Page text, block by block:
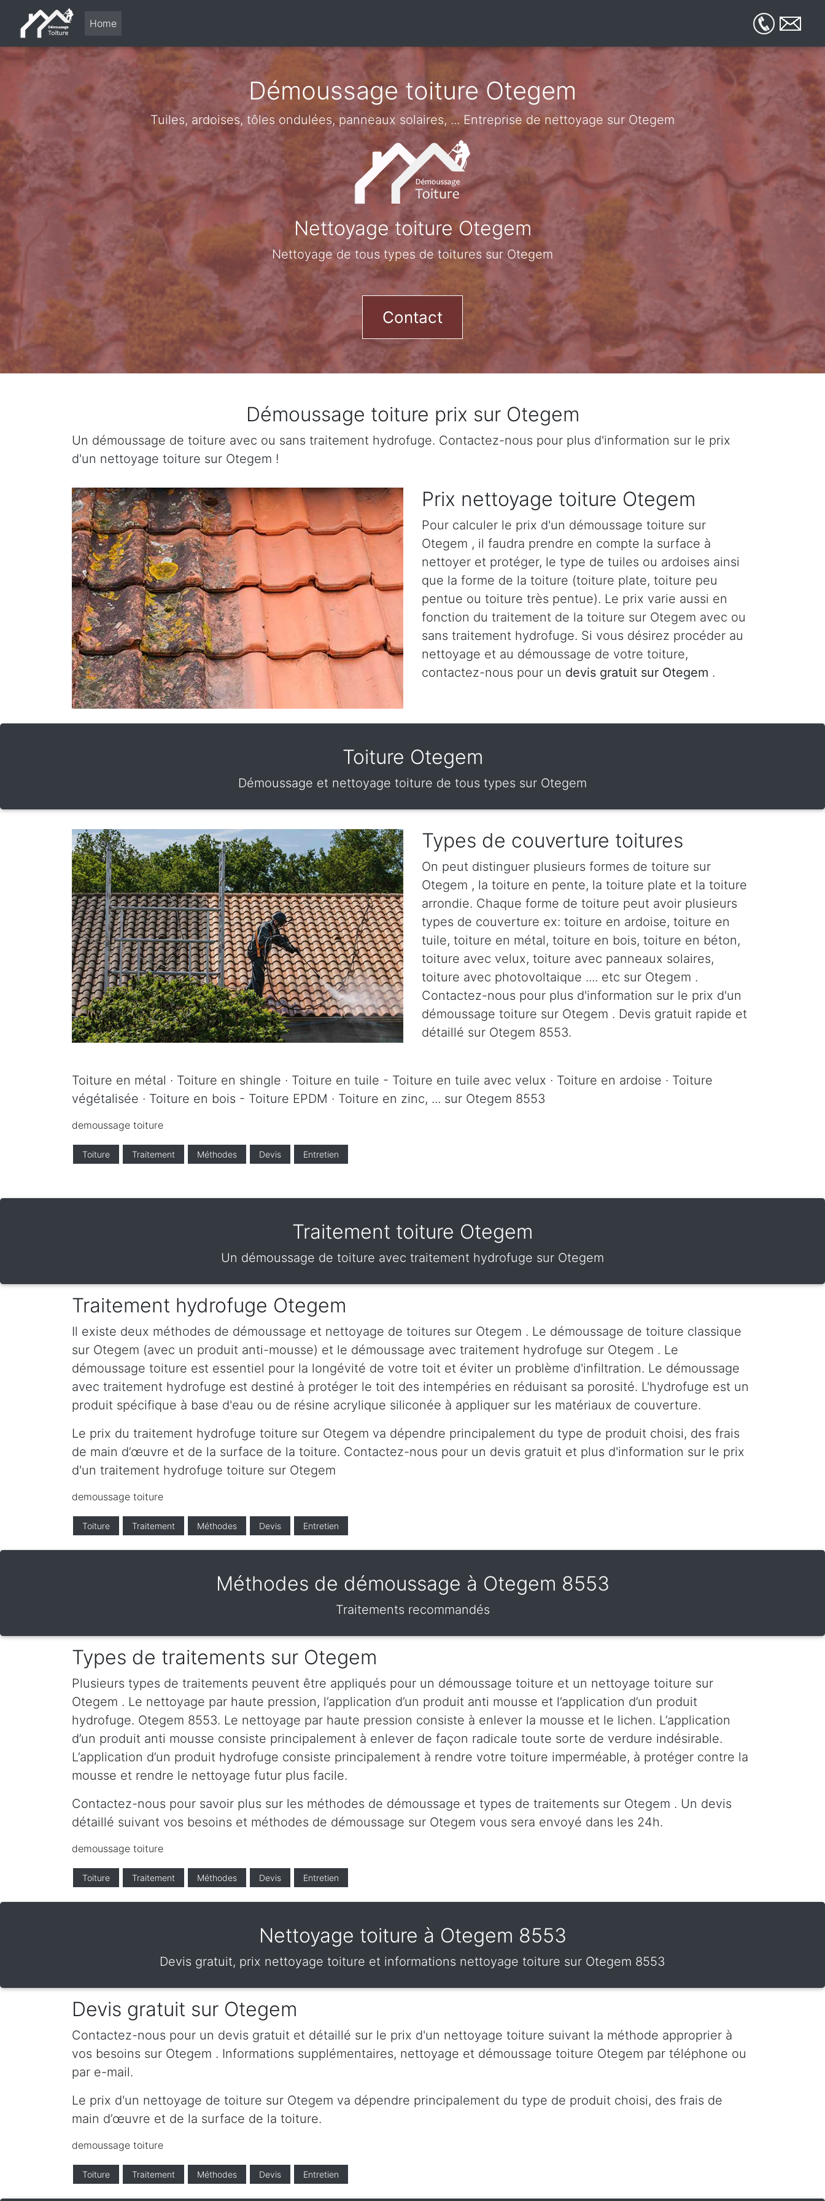
Home
Démoussage toiture Otegem
Tuiles, ardoises, tôles ondulées, panneaux solaires, ... Entreprise de nettoyage sur Otegem
Nettoyage toiture Otegem
Nettoyage de tous types de toitures sur Otegem
Contact
Démoussage toiture prix sur Otegem
Un démoussage de toiture avec ou sans traitement hydrofuge. Contactez-nous pour plus d'information sur le prix
d'un nettoyage toiture sur Otegem !
Prix nettoyage toiture Otegem
Pour calculer le prix d'un démoussage toiture sur
Otegem , il faudra prendre en compte la surface à
nettoyer et protéger, le type de tuiles ou ardoises ainsi
que la forme de la toiture (toiture plate, toiture peu
pentue ou toiture très pentue). Le prix varie aussi en
fonction du traitement de la toiture sur Otegem avec ou
sans traitement hydrofuge. Si vous désirez procéder au
nettoyage et au démoussage de votre toiture,
contactez-nous pour un devis gratuit sur Otegem .
Toiture Otegem
Démoussage et nettoyage toiture de tous types sur Otegem
Types de couverture toitures
On peut distinguer plusieurs formes de toiture sur
Otegem , la toiture en pente, la toiture plate et la toiture
arrondie. Chaque forme de toiture peut avoir plusieurs
types de couverture ex: toiture en ardoise, toiture en
tuile, toiture en métal, toiture en bois, toiture en béton,
toiture avec velux, toiture avec panneaux solaires,
toiture avec photovoltaique .... etc sur Otegem .
Contactez-nous pour plus d'information sur le prix d'un
démoussage toiture sur Otegem . Devis gratuit rapide et
détaillé sur Otegem 8553.
Toiture en métal · Toiture en shingle · Toiture en tuile - Toiture en tuile avec velux · Toiture en ardoise · Toiture
végétalisée · Toiture en bois - Toiture EPDM · Toiture en zinc, ... sur Otegem 8553
demoussage toiture
Toiture Traitement Méthodes Devis Entretien
Traitement toiture Otegem
Un démoussage de toiture avec traitement hydrofuge sur Otegem
Traitement hydrofuge Otegem
Il existe deux méthodes de démoussage et nettoyage de toitures sur Otegem . Le démoussage de toiture classique
sur Otegem (avec un produit anti-mousse) et le démoussage avec traitement hydrofuge sur Otegem . Le
démoussage toiture est essentiel pour la longévité de votre toit et éviter un problème d'infiltration. Le démoussage
avec traitement hydrofuge est destiné à protéger le toit des intempéries en réduisant sa porosité. L'hydrofuge est un
produit spécifique à base d'eau ou de résine acrylique siliconée à appliquer sur les matériaux de couverture.
Le prix du traitement hydrofuge toiture sur Otegem va dépendre principalement du type de produit choisi, des frais
de main d’œuvre et de la surface de la toiture. Contactez-nous pour un devis gratuit et plus d'information sur le prix
d'un traitement hydrofuge toiture sur Otegem
demoussage toiture
Toiture Traitement Méthodes Devis Entretien
Méthodes de démoussage à Otegem 8553
Traitements recommandés
Types de traitements sur Otegem
Plusieurs types de traitements peuvent être appliqués pour un démoussage toiture et un nettoyage toiture sur
Otegem . Le nettoyage par haute pression, l’application d’un produit anti mousse et l’application d’un produit
hydrofuge. Otegem 8553. Le nettoyage par haute pression consiste à enlever la mousse et le lichen. L’application
d’un produit anti mousse consiste principalement à enlever de façon radicale toute sorte de verdure indésirable.
L’application d’un produit hydrofuge consiste principalement à rendre votre toiture imperméable, à protéger contre la
mousse et rendre le nettoyage futur plus facile.
Contactez-nous pour savoir plus sur les méthodes de démoussage et types de traitements sur Otegem . Un devis
détaillé suivant vos besoins et méthodes de démoussage sur Otegem vous sera envoyé dans les 24h.
demoussage toiture
Toiture Traitement Méthodes Devis Entretien
Nettoyage toiture à Otegem 8553
Devis gratuit, prix nettoyage toiture et informations nettoyage toiture sur Otegem 8553
Devis gratuit sur Otegem
Contactez-nous pour un devis gratuit et détaillé sur le prix d'un nettoyage toiture suivant la méthode approprier à
vos besoins sur Otegem . Informations supplémentaires, nettoyage et démoussage toiture Otegem par téléphone ou
par e-mail.
Le prix d'un nettoyage de toiture sur Otegem va dépendre principalement du type de produit choisi, des frais de
main d’œuvre et de la surface de la toiture.
demoussage toiture
Toiture Traitement Méthodes Devis Entretien